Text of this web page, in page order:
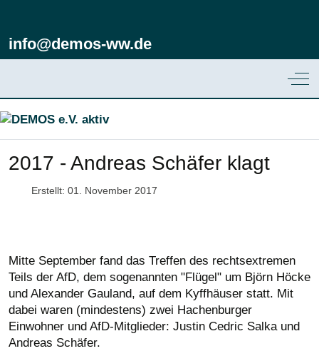
info@demos-ww.de
2017 - Andreas Schäfer klagt
Erstellt: 01. November 2017
Mitte September fand das Treffen des rechtsextremen
Teils der AfD, dem sogenannten "Flügel" um Björn Höcke
und Alexander Gauland, auf dem Kyffhäuser statt. Mit
dabei waren (mindestens) zwei Hachenburger
Einwohner und AfD-Mitglieder: Justin Cedric Salka und
Andreas Schäfer.